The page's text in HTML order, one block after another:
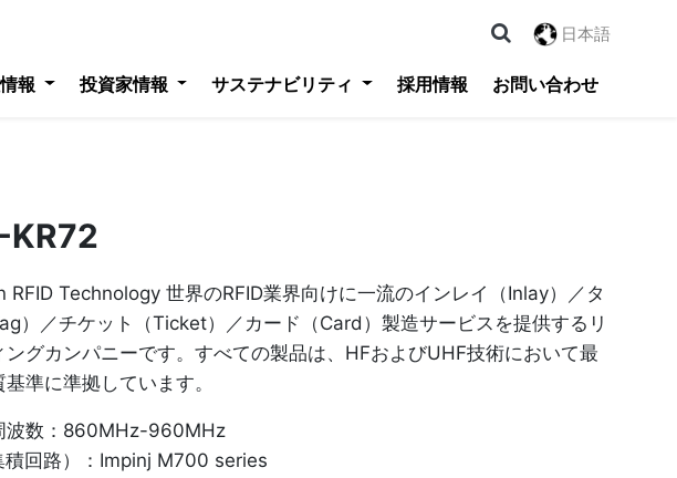
報 投資家情報 サステナビリティ 採用情報 お問い合わせ
日本語
KR72
RFID Technology 世界のRFID業界向けに一流のインレイ（Inlay）／タ
）／チケット（Ticket）／カード（Card）製造サービスを提供するリ
ングカンパニーです。すべての製品は、HFおよびUHF技術において最
準に準拠しています。
波数：860MHz-960MHz
積回路）：Impinj M700 series